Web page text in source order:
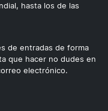
hasta los de las
de entradas de forma
que hacer no dudes en
electrónico.